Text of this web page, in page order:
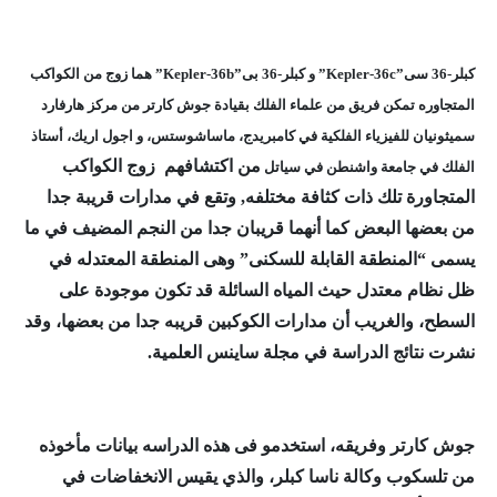
كبلر-36 سى”Kepler-36c” و كبلر-36 بى”Kepler-36b” هما زوج من الكواكب
المتجاوره تمكن فريق من علماء الفلك بقيادة جوش كارتر من مركز هارفارد
سميثونيان للفيزياء الفلكية في كامبريدج، ماساشوستس، و اجول اريك، أستاذ
الفلك في جامعة واشنطن في سياتل من اكتشافهم زوج الكواكب
المتجاورة تلك ذات كثافة مختلفه, وتقع في مدارات قريبة جدا
من بعضها البعض كما أنهما قريبان جدا من النجم المضيف في ما
يسمى “المنطقة القابلة للسكنى” وهى المنطقة المعتدله في
ظل نظام معتدل حيث المياه السائلة قد تكون موجودة على
السطح، والغريب أن مدارات الكوكبين قريبه جدا من بعضها، وقد
نشرت نتائج الدراسة في مجلة ساينس العلمية.
جوش كارتر وفريقه، استخدمو فى هذه الدراسه بيانات مأخوذه
من تلسكوب وكالة ناسا كبلر، والذي يقيس الانخفاضات في